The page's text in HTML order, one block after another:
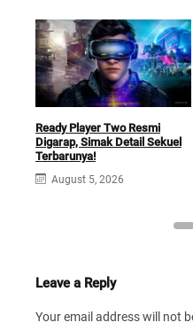
Ready Player Two Resmi
Digarap, Simak Detail Sekuel
Terbarunya!
August 5, 2026
Leave a Reply
Your email address will not